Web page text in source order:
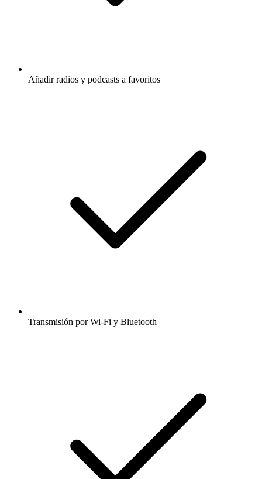
Añadir radios y podcasts a favoritos
Transmisión por Wi-Fi y Bluetooth